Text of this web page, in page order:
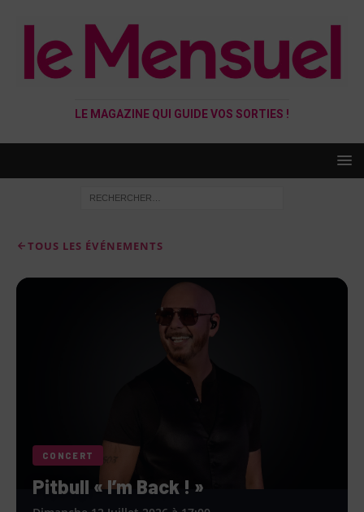
LE MAGAZINE QUI GUIDE VOS SORTIES !
TOUS LES ÉVÉNEMENTS
CONCERT
Pitbull « I’m Back ! »